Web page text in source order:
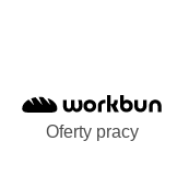
Oferty pracy